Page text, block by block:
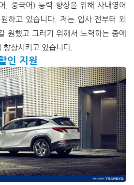
, 중국어) 능력 향상을 위해 사내영어
하고 있습니다. 저는 입사 전부터 외
원했고 그러기 위해서 노력하는 중에
향상시키고 있습니다.
인 지원